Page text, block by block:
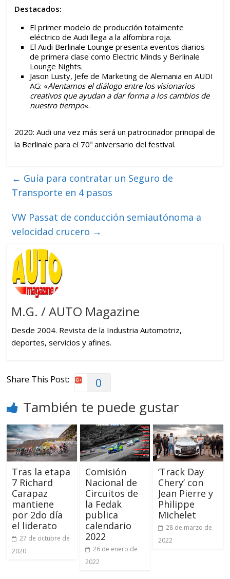
Destacados:
El primer modelo de producción totalmente
eléctrico de Audi llega a la alfombra roja.
El Audi Berlinale Lounge presenta eventos diarios
de primera clase como Electric Minds y Berlinale
Lounge Nights.
Jason Lusty, Jefe de Marketing de Alemania en AUDI
AG: «Alentamos el diálogo entre los visionarios
creativos que ayudan a dar forma a los cambios de
nuestro tiempo«.
2020: Audi una vez más será un patrocinador principal de
la Berlinale para el 70º aniversario del festival.
← Guía para contratar un Seguro de
Transporte en 4 pasos
VW Passat de conducción semiautónoma a
velocidad crucero →
M.G. / AUTO Magazine
Desde 2004. Revista de la Industria Automotriz,
deportes, servicios y afines.
Share This Post: 0
También te puede gustar
Tras la etapa
7 Richard
Carapaz
mantiene
por 2do día
el liderato
27 de octubre de
2020
Comisión
Nacional de
Circuitos de
la Fedak
publica
calendario
2022
26 de enero de
2022
‘Track Day
Chery’ con
Jean Pierre y
Philippe
Michelet
28 de marzo de
2022